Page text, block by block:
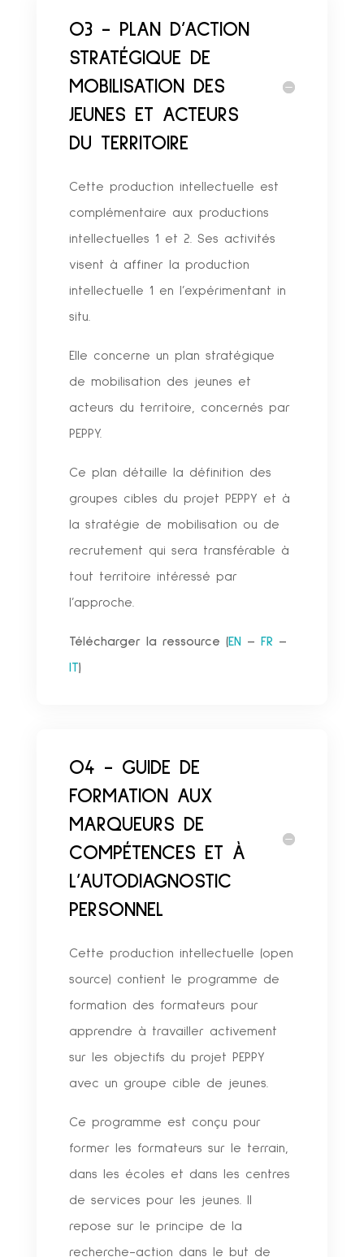
O3 - PLAN D’ACTION
STRATÉGIQUE DE
MOBILISATION DES
JEUNES ET ACTEURS
DU TERRITOIRE
Cette production intellectuelle est
complémentaire aux productions
intellectuelles 1 et 2. Ses activités
visent à affiner la production
intellectuelle 1 en l’expérimentant in
situ.
Elle concerne un plan stratégique
de mobilisation des jeunes et
acteurs du territoire, concernés par
PEPPY.
Ce plan détaille la définition des
groupes cibles du projet PEPPY et à
la stratégie de mobilisation ou de
recrutement qui sera transférable à
tout territoire intéressé par
l’approche.
Télécharger la ressource (EN – FR –
IT)
O4 - GUIDE DE
FORMATION AUX
MARQUEURS DE
COMPÉTENCES ET À
L’AUTODIAGNOSTIC
PERSONNEL
Cette production intellectuelle (open
source) contient le programme de
formation des formateurs pour
apprendre à travailler activement
sur les objectifs du projet PEPPY
avec un groupe cible de jeunes.
Ce programme est conçu pour
former les formateurs sur le terrain,
dans les écoles et dans les centres
de services pour les jeunes.
repose sur le principe de la
recherche-action dans le but de